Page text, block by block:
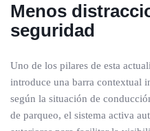
Menos
seguridad
Uno de los pilares de esta
introduce una barra contextual
según la situación de
de parqueo, el sistema activa